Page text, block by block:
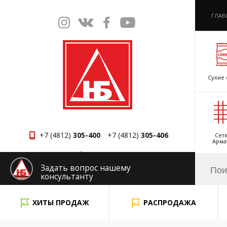
+7 (4812) 305-400 +7 (4812) 305-406
Смоленск
Сухие
Задать вопрос нашему
консультанту
ХИТЫ ПРОДАЖ
РАСПРОДАЖА